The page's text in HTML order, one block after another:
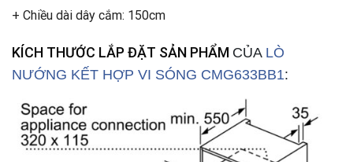
+ Chiều dài dây cắm: 150cm
KÍCH THƯỚC LẮP ĐẶT SẢN PHẨM CỦA LÒ
NƯỚNG KẾT HỢP VI SÓNG CMG633BB1: